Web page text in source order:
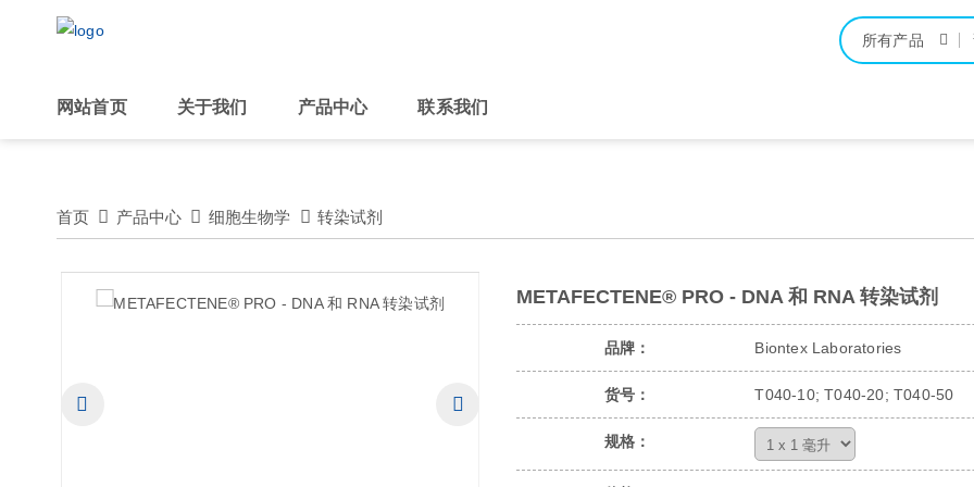
所有产品
网站首页 关于我们 产品中心 联系我们
首页 产品中心 细胞生物学 转染试剂
METAFECTENE® PRO - DNA 和 RNA 转染试剂
品牌： Biontex Laboratories
货号： T040-10; T040-20; T040-50
规格：